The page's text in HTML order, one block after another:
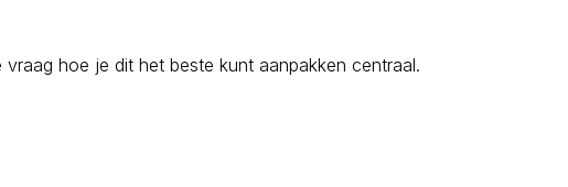
hoe je dit het beste kunt aanpakken centraal.